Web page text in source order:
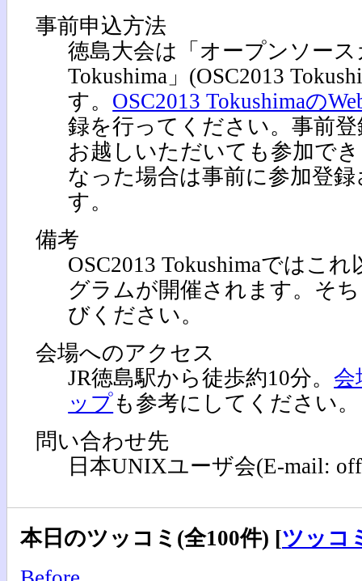
事前申込方法
徳島大会は「オープンソー
Tokushima」(OSC2013
す。 OSC2013 Tokushimaの
録を行ってください。事前
お越しいただいても参加で
なった場合は事前に参加登
す。
備考
OSC2013 Tokushimaではこ
グラムが開催されます。そ
びください。
会場へのアクセス
JR徳島駅から徒歩約10分。会
ップも参考にしてください。
問い合わせ先
日本UNIXユーザ会(E-mail:
本日のツッコミ(全100件) [ツッコ